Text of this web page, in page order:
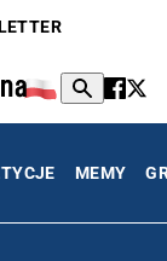
MEMY